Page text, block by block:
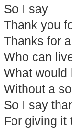
So I say
Thank you
Thanks for
Who can
What would
Without a
So I say
For giving it